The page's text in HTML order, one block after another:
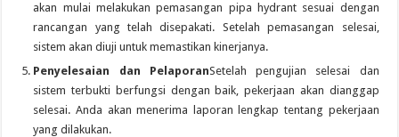
akan mulai melakukan pemasangan pipa hydrant sesuai dengan
rancangan yang telah disepakati. Setelah pemasangan selesai,
sistem akan diuji untuk memastikan kinerjanya.
Penyelesaian dan PelaporanSetelah pengujian selesai dan
sistem terbukti berfungsi dengan baik, pekerjaan akan dianggap
selesai. Anda akan menerima laporan lengkap tentang pekerjaan
yang dilakukan.